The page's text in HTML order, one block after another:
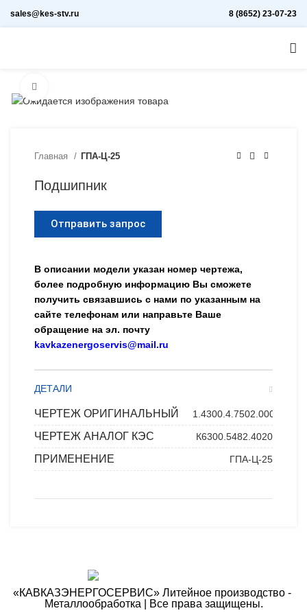
sales@kes-stv.ru 8 (8652) 23-07-23
Главная ГПА-Ц-25
Подшипник
Отправить запрос
В описании модели указан номер чертежа,
более подробную информацию Вы сможете
получить связавшись с нами по указанным на
сайте телефонам или направьте Ваше
обращение на эл. почту
kavkazenergoservis@mail.ru
ДЕТАЛИ
ЧЕРТЕЖ ОРИГИНАЛЬНЫЙ 1.4300.4.7502.000
ЧЕРТЕЖ АНАЛОГ КЭС К6300.5482.4020
ПРИМЕНЕНИЕ ГПА-Ц-25
«КАВКАЗЭНЕРГОСЕРВИС» ​Литейное производство - ​
Металлообработка | Все права защищены.